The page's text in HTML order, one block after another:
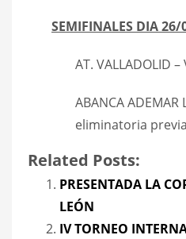
SEMIFINALES DIA
AT. VALLADOLID –
ABANCA
eliminatoria
Related Posts:
PRESENTADA LA
LEÓN
IV TORNEO